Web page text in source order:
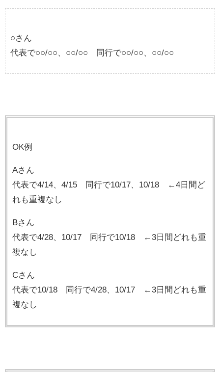
○さん
代表で○○/○○、○○/○○ 同行で○○/○○、○○/○○
OK例
Aさん
代表で4/14、4/15 同行で10/17、10/18 ←4日間ど
れも重複なし
Bさん
代表で4/28、10/17 同行で10/18 ←3日間どれも重
複なし
Cさん
代表で10/18 同行で4/28、10/17 ←3日間どれも重
複なし